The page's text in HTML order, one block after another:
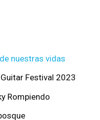
nuestras vidas
Festival 2023
Rompiendo